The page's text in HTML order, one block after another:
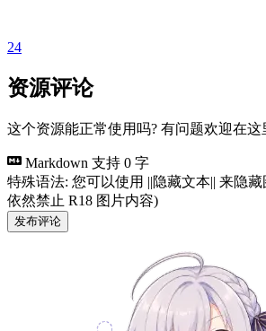
24
资源评论
这个资源能正常使用吗? 有问题欢迎在这
Markdown 支持 0 字
特殊语法: 您可以使用 ||隐藏文本|| 来隐
依然禁止 R18 图片内容)
发布评论